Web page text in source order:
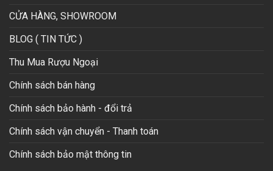
CỬA HÀNG, SHOWROOM
BLOG ( TIN TỨC )
Thu Mua Rượu Ngoại
Chính sách bán hàng
Chính sách bảo hành - đổi trả
Chính sách vận chuyển - Thanh toán
Chính sách bảo mật thông tin